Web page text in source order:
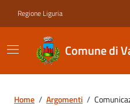
Regione Liguria
Comune di
Home / Argomenti /